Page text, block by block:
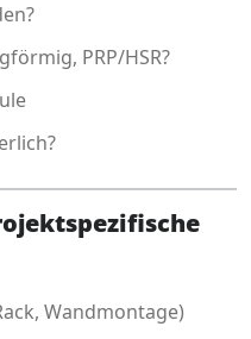
PRP/HSR?
Wandmontage)